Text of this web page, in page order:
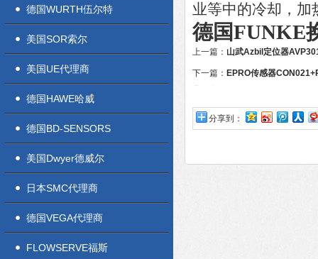
德国WURTH伍尔特
美国SOR索尔
美国UE代理商
德国HAWE哈威
德国BD-SENSORS
美国Dwyer德威尔
日本SMC代理商
德国VEGA代理商
FLOWSERVE福斯
业等中的冷却，加
德国FUNKE
上一篇： 山武Azbil定位器
好
下一篇： EPRO传感器
分享到：